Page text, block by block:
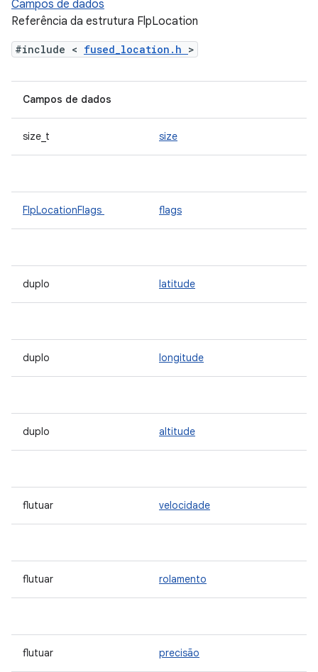
Campos de dados
Referência da estrutura FlpLocation
#include < fused_location.h >
Campos de dados
size_t size
FlpLocationFlags flags
duplo latitude
duplo longitude
duplo altitude
flutuar velocidade
flutuar rolamento
flutuar precisão